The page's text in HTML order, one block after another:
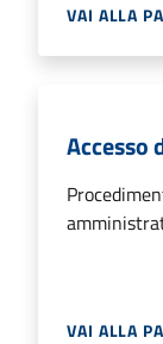
VAI ALLA
Accesso
VAI ALLA